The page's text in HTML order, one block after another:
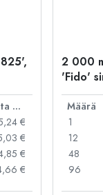
Hinta per kpl
€
€
€
€
2 000
'Fido'
suljin
Määrä
1
12
48
96